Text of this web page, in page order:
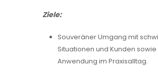
Ziele:
Souveräner Umgang mit
Situationen und Kunden
Anwendung im Praxisalltag.